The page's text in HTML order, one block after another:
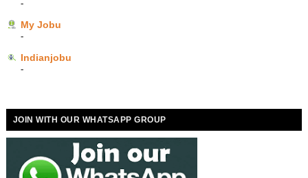
-
My Jobu
-
Indianjobu
-
JOIN WITH OUR WHATSAPP GROUP